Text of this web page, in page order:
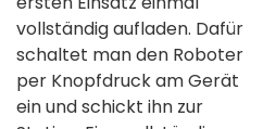
vollständig aufladen. Dafür
schaltet man den Roboter
per Knopfdruck am Gerät
ein und schickt ihn zur